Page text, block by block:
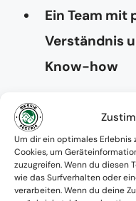
Um dir ein optimales Erlebnis
Cookies, um
zuzugreifen. Wenn du diesen
wie das Surfverhalten oder
verarbeiten. Wenn du deine
Ein Team mit
Verständnis
Know-how
Absolute